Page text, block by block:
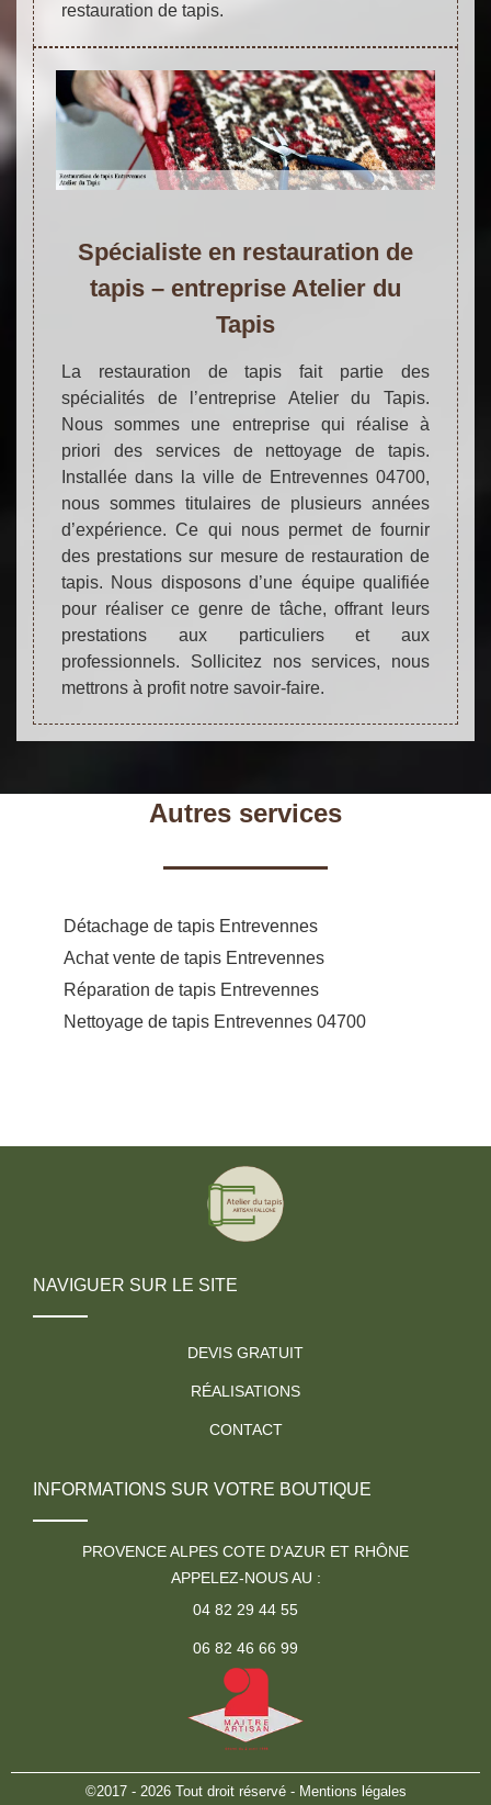
restauration de tapis.
Spécialiste en restauration de
tapis – entreprise Atelier du
Tapis
La restauration de tapis fait partie des
spécialités de l’entreprise Atelier du Tapis.
Nous sommes une entreprise qui réalise à
priori des services de nettoyage de tapis.
Installée dans la ville de Entrevennes 04700,
nous sommes titulaires de plusieurs années
d’expérience. Ce qui nous permet de fournir
des prestations sur mesure de restauration de
tapis. Nous disposons d’une équipe qualifiée
pour réaliser ce genre de tâche, offrant leurs
prestations aux particuliers et aux
professionnels. Sollicitez nos services, nous
mettrons à profit notre savoir-faire.
Autres services
Détachage de tapis Entrevennes
Achat vente de tapis Entrevennes
Réparation de tapis Entrevennes
Nettoyage de tapis Entrevennes 04700
NAVIGUER SUR LE SITE
DEVIS GRATUIT
RÉALISATIONS
CONTACT
INFORMATIONS SUR VOTRE BOUTIQUE
PROVENCE ALPES COTE D'AZUR ET RHÔNE
APPELEZ-NOUS AU :
04 82 29 44 55
06 82 46 66 99
©2017 - 2026 Tout droit réservé - Mentions légales